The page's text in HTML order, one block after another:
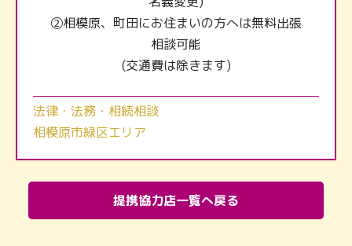
②相模原、町田にお住まいの方へは無料出張
相談可能
(交通費は除きます)
法律・法務・相続相談
相模原市緑区エリア
提携協力店一覧へ戻る